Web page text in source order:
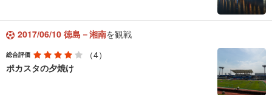
2017/06/10 徳島－湘南を観戦
総合評価
（4）
ポカスタの夕焼け